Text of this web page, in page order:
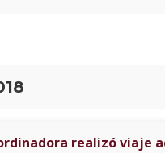
realizó viaje